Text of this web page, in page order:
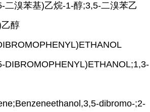
二溴苯基)乙烷-1-醇;3,5-二溴苯乙
醇
DIBROMOPHENYL)ETHANOL;1,3-
dibromo-;2-